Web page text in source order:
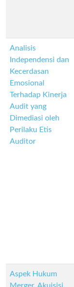
Analisis
Independensi dan
Kecerdasan
Emosional
Terhadap Kinerja
Audit yang
Dimediasi oleh
Perilaku Etis
Auditor
Aspek Hukum
Merger, Akuisisi,